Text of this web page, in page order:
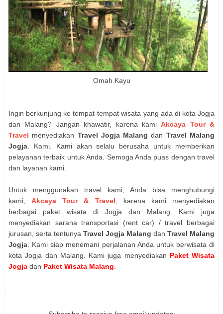
Omah Kayu
Ingin berkunjung ke tempat-tempat wisata yang ada di kota Jogja
dan Malang? Jangan khawatir, karena kamiAkcaya Tour &
Travel menyediakan Travel Jogja Malang dan Travel Malang
Jogja . Kami. Kami akan selalu berusaha untuk memberikan
pelayanan terbaik untuk Anda. Semoga Anda puas dengan travel
dan layanan kami.
Untuk menggunakan travel kami, Anda bisa menghubungi
kami,Akcaya Tour & Travel , karena kami menyediakan
berbagai paket wisata di Jogja dan Malang. Kami juga
menyediakan sarana transportasi (rent car) / travel berbagai
jurusan, serta tentunya Travel Jogja Malang dan Travel Malang
Jogja . Kami siap menemani perjalanan Anda untuk berwisata di
kota Jogja dan Malang. Kami juga menyediakan Paket Wisata
Jogja dan Paket Wisata Malang